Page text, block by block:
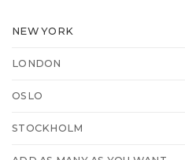
NEW YORK
LONDON
OSLO
STOCKHOLM